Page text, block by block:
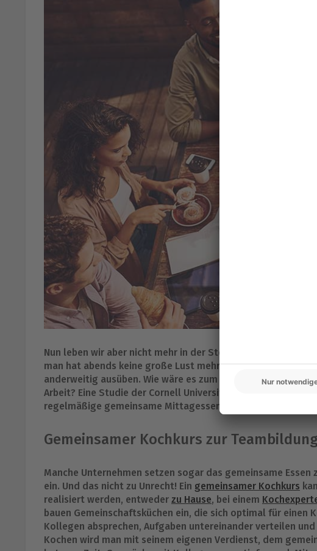
Nun leben wir aber nicht mehr in der Steinzeit, sondern im
man hat abends keine große Lust mehr etwas zu kochen.
anderweitig ausüben. Wie wäre es zum Beispiel mit einem
Arbeit? Eine Studie der Cornell University zeigt, dass die
regelmäßige gemeinsame Mittagessen verbessert wird.
Gemeinsamer Kochkurs zur
Manche Unternehmen setzen sogar das gemeinsame
ein. Und das nicht zu Unrecht! Ein gemeinsamer Kochkurs
realisiert werden, entweder zu Hause, bei einem
bauen Gemeinschaftsküchen ein, die sich optimal für einen
Kollegen absprechen, Aufgaben untereinander verteilen
Kochen wird man mit seinem eigenen Verdienst, dem